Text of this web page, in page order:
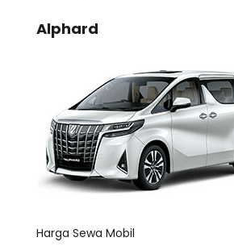
Alphard
Harga Sewa Mobil